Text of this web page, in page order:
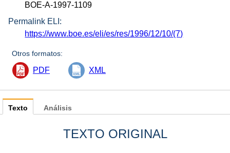
BOE-A-1997-1109
Permalink ELI:
https://www.boe.es/eli/es/res/1996/12/10/(7)
Otros formatos:
PDF XML
Texto
TEXTO ORIGINAL
Análisis